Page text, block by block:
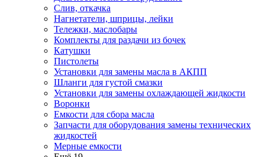
Слив, откачка
Нагнетатели, шприцы, лейки
Тележки, маслобары
Комплекты для раздачи из бочек
Катушки
Пистолеты
Установки для замены масла в АКПП
Шланги для густой смазки
Установки для замены охлаждающей жидкости
Воронки
Емкости для сбора масла
Запчасти для оборудования замены технических
жидкостей
Мерные емкости